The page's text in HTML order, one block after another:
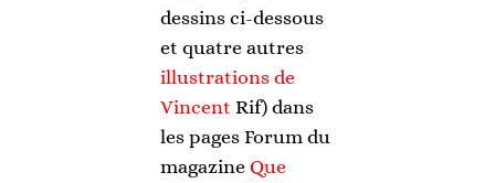
dessins ci-dessous
et quatre autres
illustrations de
Vincent Rif) dans
les pages Forum du
magazine Que